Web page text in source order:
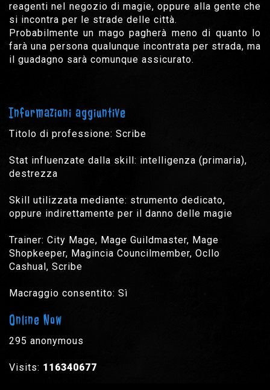
reagenti nel negozio di magie, oppure alla gente che
si incontra per le strade delle città.
Probabilmente un mago pagherà meno di quanto lo
farà una persona qualunque incontrata per strada, ma
il guadagno sarà comunque assicurato.
Informazioni aggiuntive
Titolo di professione: Scribe
Stat influenzate dalla skill: intelligenza (primaria),
destrezza
Skill utilizzata mediante: strumento dedicato,
oppure indirettamente per il danno delle magie
Trainer: City Mage, Mage Guildmaster, Mage
Shopkeeper, Magincia Councilmember, Ocllo
Cashual, Scribe
Macraggio consentito: Sì
Online Now
295 anonymous
Visits: 116340677